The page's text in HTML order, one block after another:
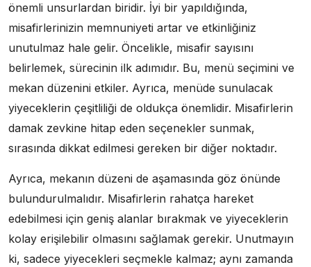
önemli unsurlardan biridir. İyi bir yapıldığında,
misafirlerinizin memnuniyeti artar ve etkinliğiniz
unutulmaz hale gelir. Öncelikle, misafir sayısını
belirlemek, sürecinin ilk adımıdır. Bu, menü seçimini ve
mekan düzenini etkiler. Ayrıca, menüde sunulacak
yiyeceklerin çeşitliliği de oldukça önemlidir. Misafirlerin
damak zevkine hitap eden seçenekler sunmak,
sırasında dikkat edilmesi gereken bir diğer noktadır.
Ayrıca, mekanın düzeni de aşamasında göz önünde
bulundurulmalıdır. Misafirlerin rahatça hareket
edebilmesi için geniş alanlar bırakmak ve yiyeceklerin
kolay erişilebilir olmasını sağlamak gerekir. Unutmayın
ki, sadece yiyecekleri seçmekle kalmaz; aynı zamanda